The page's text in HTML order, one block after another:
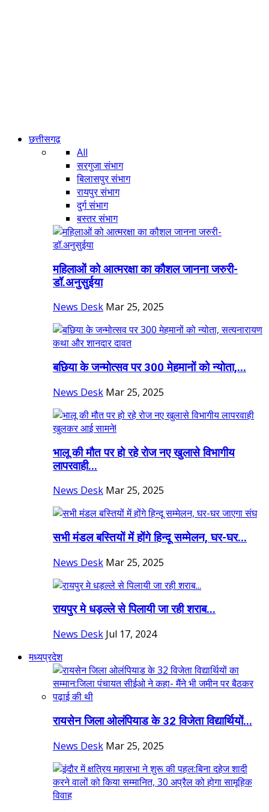
छत्तीसगढ़
All
सरगुजा संभाग
बिलासपुर संभाग
रायपुर संभाग
दुर्ग संभाग
बस्तर संभाग
महिलाओं को आत्मरक्षा का कौशल जानना जरुरी-
डॉ.अनुसुईया
News Desk Mar 25, 2025
बछिया के जन्मोत्सव पर 300 मेहमानों को न्योता,...
News Desk Mar 25, 2025
भालू की मौत पर हो रहे रोज नए खुलासे विभागीय
लापरवाही...
News Desk Mar 25, 2025
सभी मंडल बस्तियों में होंगे हिन्दू सम्मेलन, घर-घर...
News Desk Mar 25, 2025
रायपुर मे धड़ल्ले से पिलायी जा रही शराब...
News Desk Jul 17, 2024
मध्यप्रदेश
रायसेन जिला ओलंपियाड के 32 विजेता विद्यार्थियों...
News Desk Mar 25, 2025